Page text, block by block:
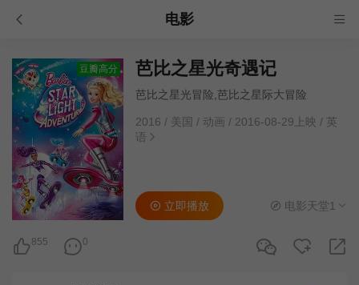
电影
豆瓣高分 芭比之星光奇遇记
芭比之星光冒险,芭比之星际大冒险
2016 / 美国 / 动画 / 2016-08-29上映 / 英
语
855 0
立即播放 电影天堂1